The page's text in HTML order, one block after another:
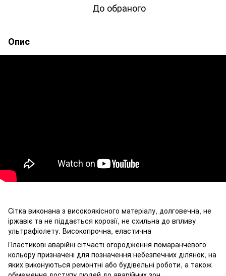
До обраного
Опис
Cітка виконана з високоякісного матеріалу, долговечна, не
іржавіє та не піддається корозії, не схильна до впливу
ультрафіолету. Високопрочна, еластична
Пластикові аварійні сітчасті огородження помаранчевого
кольору призначені для позначення небезпечних ділянок, на
яких виконуються ремонтні або будівельні роботи, а також